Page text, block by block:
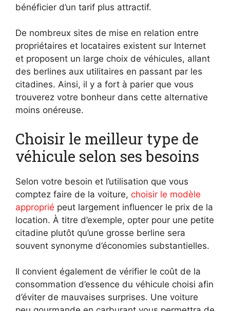
bénéficier d’un tarif plus attractif.
De nombreux sites de mise en relation entre
propriétaires et locataires existent sur Internet
et proposent un large choix de véhicules, allant
des berlines aux utilitaires en passant par les
citadines. Ainsi, il y a fort à parier que vous
trouverez votre bonheur dans cette alternative
moins onéreuse.
Choisir le meilleur type de
véhicule selon ses besoins
Selon votre besoin et l’utilisation que vous
comptez faire de la voiture, choisir le modèle
approprié peut largement influencer le prix de la
location. À titre d’exemple, opter pour une petite
citadine plutôt qu’une grosse berline sera
souvent synonyme d’économies substantielles.
Il convient également de vérifier le coût de la
consommation d’essence du véhicule choisi afin
d’éviter de mauvaises surprises. Une voiture